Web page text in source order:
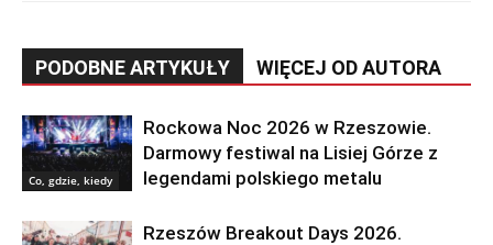
PODOBNE ARTYKUŁY WIĘCEJ OD AUTORA
Co, gdzie, kiedy
Rockowa Noc 2026 w Rzeszowie.
Darmowy festiwal na Lisiej Górze z
legendami polskiego metalu
Rzeszów Breakout Days 2026.